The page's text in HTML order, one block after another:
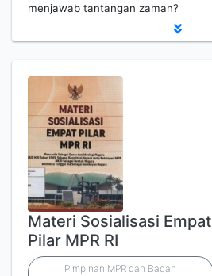
menjawab tantangan zaman?
Materi Sosialisasi Empat
Pilar MPR RI
Pimpinan MPR dan Badan